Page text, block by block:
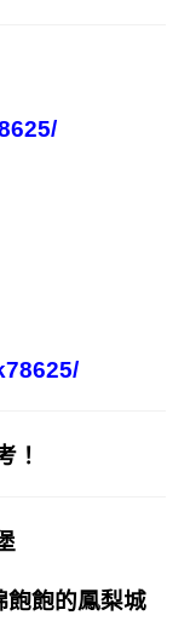
！
飽飽的鳳梨城